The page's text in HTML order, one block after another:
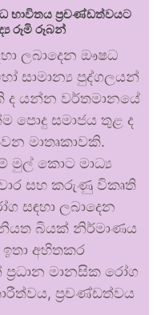
භාවිතය ප්‍රචණ්ඩත්වයට
රූමි රූබන්
ලබාදෙන ඖෂධ
සාමාන්‍ය පුද්ගලයන්
ද යන්න වර්තමානයේ
පොදු සමාජය තුළ ද
මාතෘකාවකි.
මුල් කොට මාධ්‍ය
සහ කරුණු විකෘති
සඳහා ලබාදෙන
බියක් නිර්මාණය
අහිතකර
මානසික රෝග
ප්‍රචණ්ඩත්වය